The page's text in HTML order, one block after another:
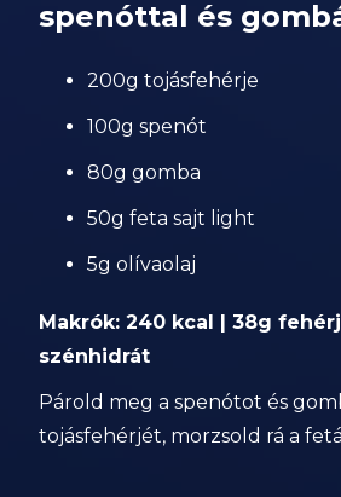
spenóttal és
200g tojásfehérje
100g spenót
80g gomba
50g feta sajt light
5g olívaolaj
Makrók: 240 kcal | 38g
szénhidrát
Párold meg a spenótot és
tojásfehérjét, morzsold rá a